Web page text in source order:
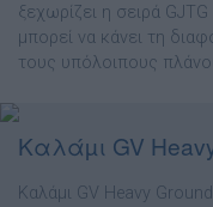
ξεχωρίζει η σειρά
µπορεί να κάνει τη
τους υπόλοιπους
Καλάµι GV
Καλάµι GV Heavy